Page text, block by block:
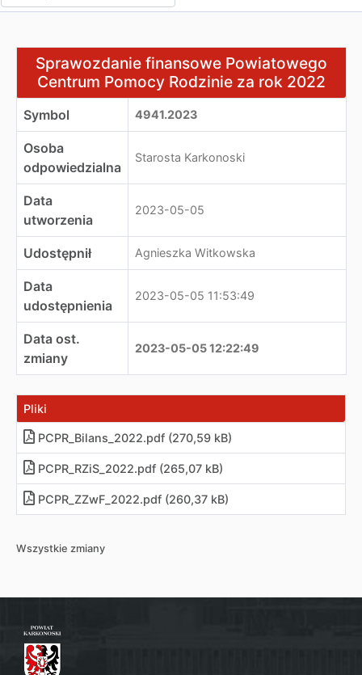
Sprawozdanie finansowe Powiatowego Centrum
Sprawozdanie finansowe Powiatowego
Centrum Pomocy Rodzinie za rok 2022
Symbol 4941.2023
Osoba
odpowiedzialna
Starosta Karkonoski
Data
utworzenia
2023-05-05
Udostępnił Agnieszka Witkowska
Data
udostępnienia
2023-05-05 11:53:49
Data ost.
zmiany
2023-05-05 12:22:49
Pliki
PCPR_Bilans_2022.pdf (270,59 kB)
PCPR_RZiS_2022.pdf (265,07 kB)
PCPR_ZZwF_2022.pdf (260,37 kB)
Wszystkie zmiany